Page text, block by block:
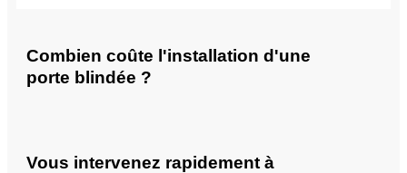
Combien coûte l'installation d'une
porte blindée ?
Vous intervenez rapidement à